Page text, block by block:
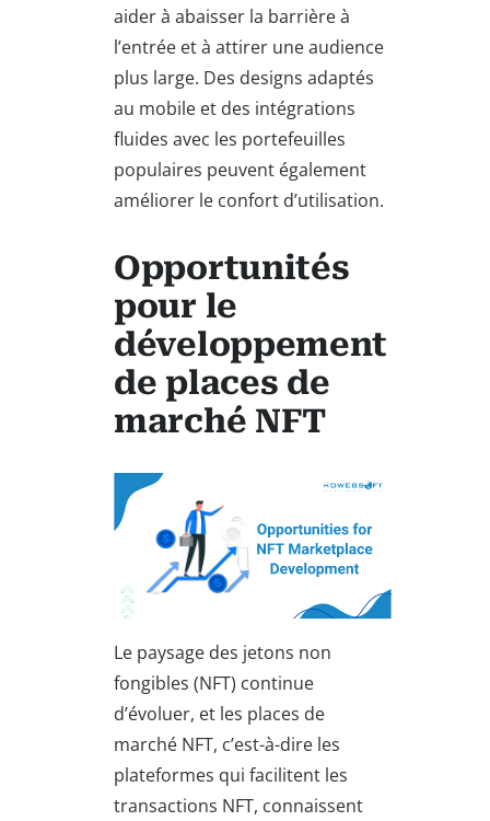
aider à abaisser la barrière à
l’entrée et à attirer une audience
plus large. Des designs adaptés
au mobile et des intégrations
fluides avec les portefeuilles
populaires peuvent également
améliorer le confort d’utilisation.
Opportunités
pour le
développement
de places de
marché NFT
Le paysage des jetons non
fongibles (NFT) continue
d’évoluer, et les places de
marché NFT, c’est-à-dire les
plateformes qui facilitent les
transactions NFT, connaissent